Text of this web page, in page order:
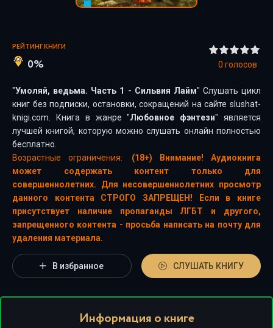
РЕЙТИНГ КНИГИ
0% 0 голосов
"Умоляй, ведьма. Часть 1 - Сильвия Лайм" Слушать цикл
книг без подписки, остановки, сокращений на сайте slushat-
knigi.com. Книга в жанре "Любовное фэнтези" является
лучшей книгой, которую можно слушать онлайн полностью
бесплатно.
Возрастные ограничения:
(18+) Внимание! Аудиокнига
может содержать контент только для
совершеннолетних. Для несовершеннолетних просмотр
данного контента СТРОГО ЗАПРЕЩЕН! Если в книге
присутствует наличие пропаганды ЛГБТ и другого,
запрещенного контента - просьба написать на почту для
удаления материала.
В избранное СЛУШАТЬ КНИГУ
Информация о книге